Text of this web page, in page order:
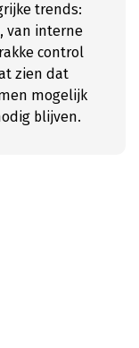
trends:
van interne
control
zien dat
mogelijk
blijven.